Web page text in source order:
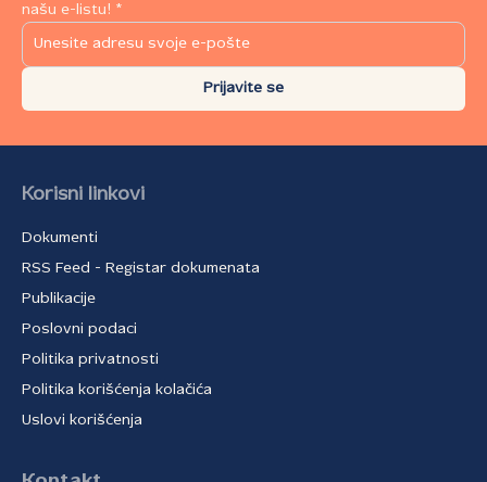
našu e-listu! *
Prijavite se
Korisni linkovi
Dokumenti
RSS Feed - Registar dokumenata
Publikacije
Poslovni podaci
Politika privatnosti
Politika korišćenja kolačića
Uslovi korišćenja